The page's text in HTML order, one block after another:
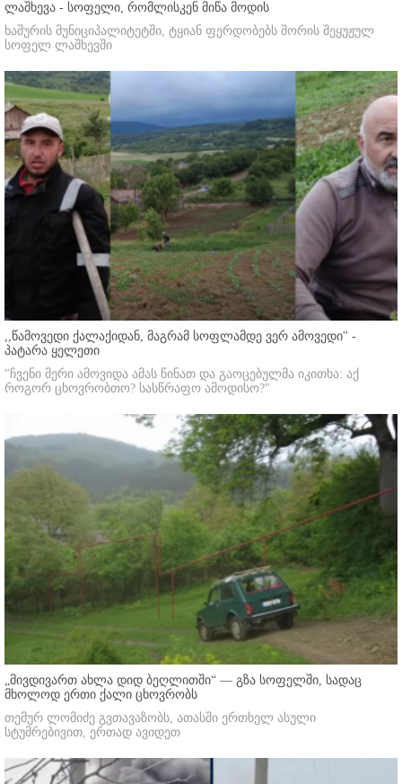
ლაშხევა - სოფელი, რომლისკენ მიწა მოდის
ხაშურის მუნიციპალიტეტში, ტყიან ფერდობებს შორის შეყუჟულ
სოფელ ლაშხევში
,,წამოვედი ქალაქიდან, მაგრამ სოფლამდე ვერ ამოვედი'' -
პატარა ყელეთი
"ჩვენი მერი ამოვიდა ამას წინათ და გაოცებულმა იკითხა: აქ
როგორ ცხოვრობთო? სასწრაფო ამოდისო?"
„მივდივართ ახლა დიდ ბეღლითში“ — გზა სოფელში, სადაც
მხოლოდ ერთი ქალი ცხოვრობს
თემურ ლომიძე გვთავაზობს, ათასში ერთხელ ასული
სტუმრებივით, ერთად ავიდეთ